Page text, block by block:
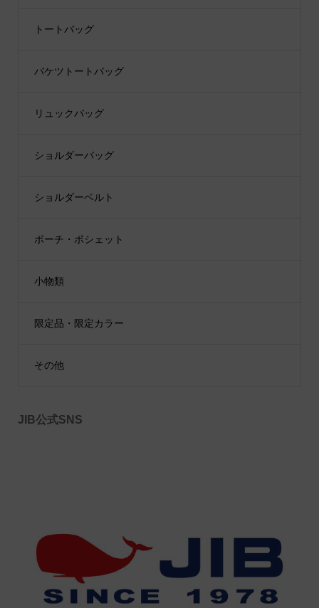
トートバッグ
バケツトートバッグ
リュックバッグ
ショルダーバッグ
ショルダーベルト
ポーチ・ポシェット
小物類
限定品・限定カラー
その他
JIB公式SNS